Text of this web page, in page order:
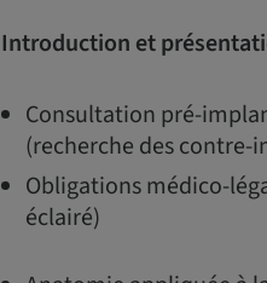
Introduction et
Consultation pré-
(recherche des contre-
Obligations médico-
éclairé)